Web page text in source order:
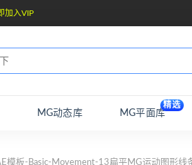
加入VIP
MG动态库 MG平面库
精选
模板-Basic-Movement-13扁平MG运动图形线